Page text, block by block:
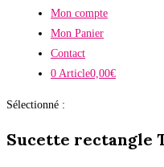
Mon compte
Mon Panier
Contact
0 Article0,00€
Sélectionné :
Sucette rectangle